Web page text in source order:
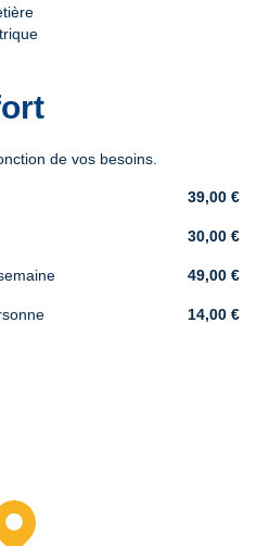
de vos besoins.
39,00 €
30,00 €
49,00 €
14,00 €